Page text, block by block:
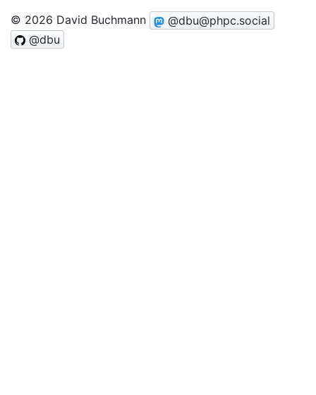
© 2026 David Buchmann
@dbu@phpc.social
@dbu